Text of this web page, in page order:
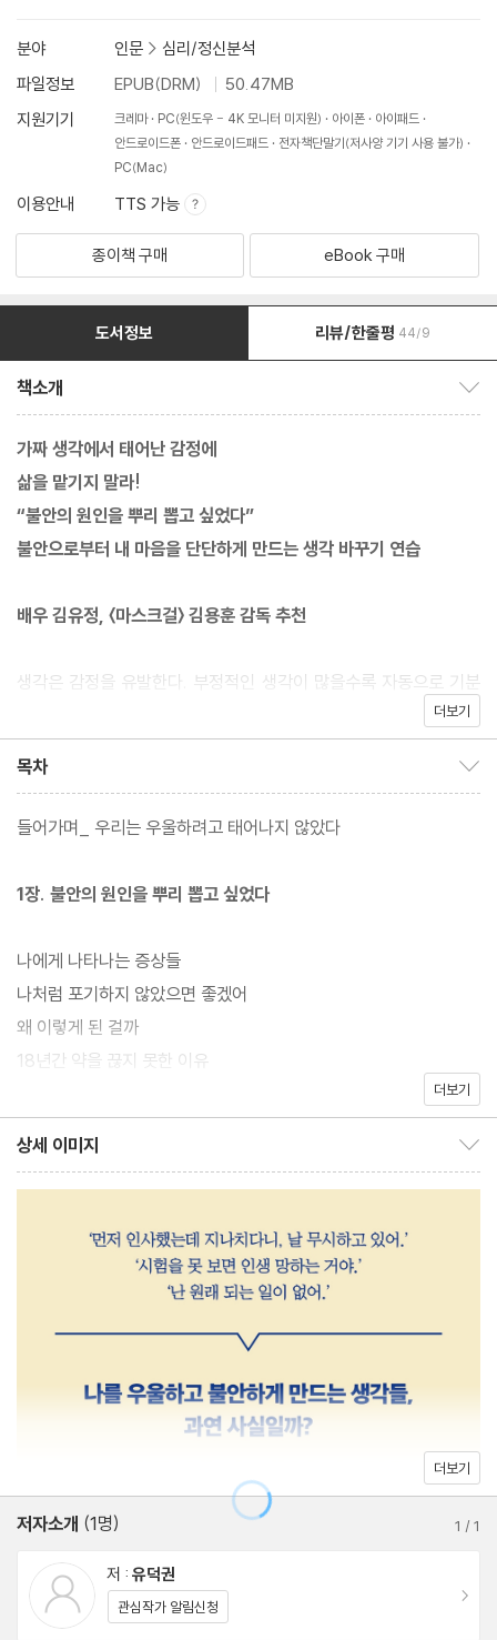
분야 인문 > 심리/정신분석
파일정보
EPUB(DRM)
50.47MB
지원기기
크레마 PC(윈도우 - 4K 모니터 미지원) 아이폰
아이패드
안드로이드폰
안드로이드패드
전자책단말기(저사양 기기 사용 불가)
PC(Mac)
이용안내 TTS 가능
종이책 구매 eBook 구매
도서정보 리뷰/한줄평 44/9
책소개
가짜 생각에서 태어난 감정에
삶을 맡기지 말라!
“불안의 원인을 뿌리 뽑고 싶었다”
불안으로부터 내 마음을 단단하게 만드는 생각 바꾸기 연습
배우 김유정, 〈마스크걸〉 김용훈 감독 추천
생각은 감정을 유발한다. 부정적인 생각이 많을수록 자동으로 기분
나쁜 감정이 올라온다. 오늘날 많은 사람들이 겪는 정신건강 문제 중
는 부정적 감정이다. 어떤 상황에서 매우 빠르게 자동으로 떠오르는
생각을 ‘자동적 사고’라고 한다. 자동적 사고가 정상적으로 기능하면
그냥 지나치다니 날 무시하고 있어’, ‘표정이 안 좋은 걸 보니 나한테
는데’, ‘시험을 못 보면 인생 망하는 거야’, ‘역시 난 멍청해’, ‘난 원래
되는 일이 없어’…. 왜곡된 자동적 사고는 가짜 생각이다. 모두 내 생
각이 만들어낸 오류일 뿐이다. 그리고 우리를 우울하고, 불안하고,
분노하게 만드는 주된 원인은 대부분 가짜 생각이다. 불안한 감정을
바꾸기 위해선 무의식 속 생각을 자신의 의지로 다룰 줄 알아야 하
며, 연습이 필요하다. 그리고 연습하면 누구나 할 수 있다.
만나기, 발표, 주목받는 상황과 같은 사회적 수행 상황에서 심한 두
려움을 느끼는 정신 질환이다. 사람을 두려워하다 보니 사회에서 고
대공포증, 발표공포증 모두 이 범주에 속한다. 저자는 22년간 사회
불안증으로 고통받았던 환자가 ‘부정적인 가짜 생각을 바꾸는 연
습’을 통해 기나긴 불안의 터널에서 벗어날 수 있었던 방법을 생생하
게 제시한다. 인지 왜곡이 심할 때 사회 불안증과 우울증이 생긴다.
저자는 숨기고 싶었던 솔직한 생각과 경험을 고백하면서, 불안을 유
발하는 생각의 오류들을 바로잡는 인지행동치료의 핵심을 설명한
생각을 소개하고, 합리적 생각으로 전환하게 하는 관찰법과 질문법
을 유형별로 맞춤하여 제시한다.
더보기
목차
들어가며_ 우리는 우울하려고 태어나지 않았다
1장. 불안의 원인을 뿌리 뽑고 싶었다
나에게 나타나는 증상들
나처럼 포기하지 않았으면 좋겠어
왜 이렇게 된 걸까
18년간 약을 끊지 못한 이유
꼭 알아야 할 무의식의 특징들
우리는 프로그래밍 되어 있다
놀라운 자기암시 효과
끌어당김의 법칙, 핵심은 feel good
제자리 방황을 피하는 법
3장. 2단계, 불안과 우울을 없애는 생각 바꾸기
1. 부정적인 미래 예측 바꾸기
생각을 바꾸면 감정이 바뀐다 - 인지행동치료
난 원래 안 되나 봐 - 부정응적 사고
너의 속마음 다 알아 - 독심술 오류
너무 끔찍해! - 재앙화 사고 오류
더보기
상세 이미지
더보기
저자소개 (1명) 1 /1
저 : 유덕권
관심작가 알림신청